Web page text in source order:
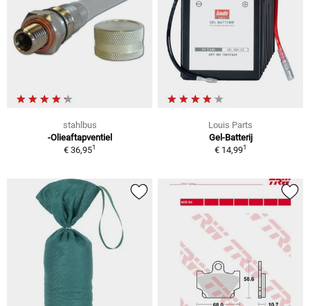
stahlbus
-Olieaftapventiel
€ 36,951
Louis Parts
Gel-Batterij
€ 14,991